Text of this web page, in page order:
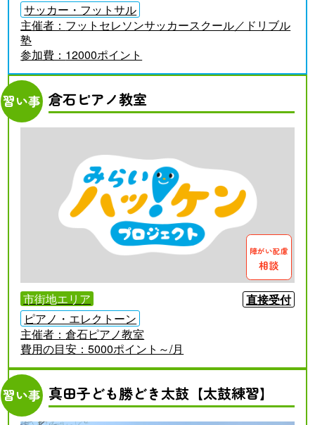
サッカー・フットサル
主催者： フットセレソンサッカースクール／ドリブル
塾
参加費： 12000ポイント
習い事 倉石ピアノ教室
障がい配慮
相談
市街地エリア
直接受付
ピアノ・エレクトーン
主催者：倉石ピアノ教室
費用の目安：5000ポイント～/月
習い事 真田子ども勝どき太鼓【太鼓練習】